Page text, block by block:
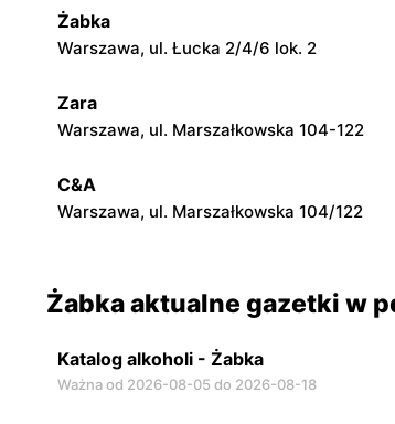
Żabka
Żabka
Żabka
Warszawa, ul. Łucka 2/4/6 lok. 2
Zara
Warszawa, ul. Marszałkowska 104-122
C&A
Warszawa, ul. Marszałkowska 104/122
Żabka aktualne gazetki w
Katalog alkoholi - Żabka
Ważna od 2026-08-05 do 2026-08-18